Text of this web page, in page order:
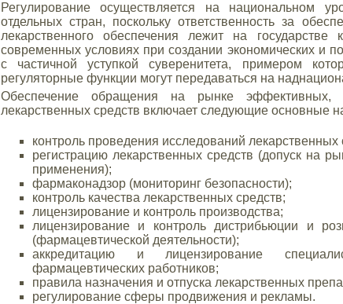
Регулирование осуществляется на национальном
отдельных стран, поскольку ответственность за
лекарственного обеспечения лежит на
современных условиях при создании экономических и
с частичной уступкой суверенитета, примером
регуляторные функции могут передаваться на
Обеспечение обращения на рынке эффективных,
лекарственных средств включает следующие основные
контроль проведения исследований
регистрацию лекарственных средств (допуск на
применения);
фармаконадзор (мониторинг безопасности);
контроль качества лекарственных средств;
лицензирование и контроль производства;
лицензирование и контроль дистрибьюции и
(фармацевтической деятельности);
аккредитацию и лицензирование
фармацевтических работников;
правила назначения и отпуска лекарственных
регулирование сферы продвижения и рекламы.